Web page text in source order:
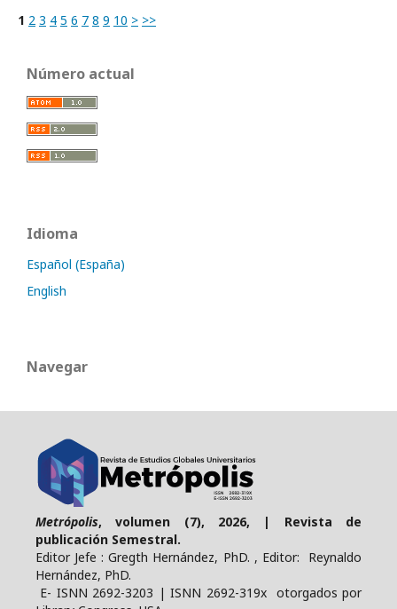
1 2 3 4 5 6 7 8 9 10 > >>
Número actual
Idioma
Español (España)
English
Navegar
Metrópolis, volumen (7), 2026, | Revista de
publicación Semestral.
Editor Jefe : Gregth Hernández, PhD. , Editor: Reynaldo
Hernández, PhD.
E- ISNN 2692-3203 | ISNN 2692-319x otorgados por